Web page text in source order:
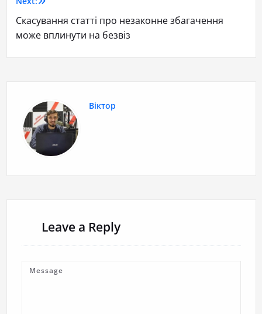
Скасування статті про незаконне збагачення
може вплинути на безвіз
Віктор
Leave a Reply